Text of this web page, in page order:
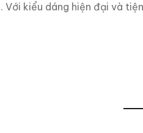
Với kiểu dáng hiện đại và